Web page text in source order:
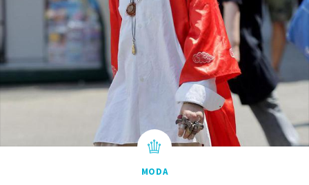
MODA